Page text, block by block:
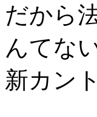
だから
んてな
新カン